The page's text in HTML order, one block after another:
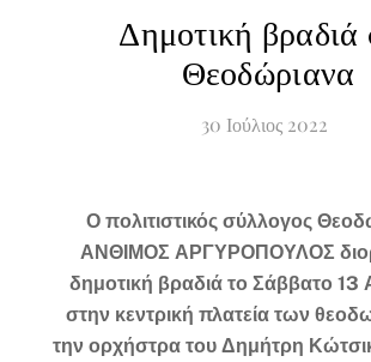
Δημοτική βραδιά
Θεοδώριανα
30 Ιούλιος 2022
Ο πολιτιστικός σύλλογος
ΑΝΘΙΜΟΣ ΑΡΓΥΡΟΠΟΥΛΟΣ δι
δημοτική βραδιά το Σάββατο 13
στην κεντρικήπλατείατων
την ορχήστρα του Δημήτρη Κώτσι